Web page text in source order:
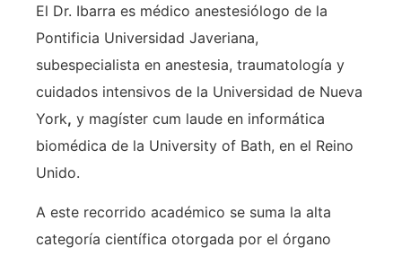
El Dr. Ibarra es médico anestesiólogo de la
Pontificia Universidad Javeriana,
subespecialista en anestesia, traumatología y
cuidados intensivos de la Universidad de Nueva
York, y magíster cum laude en informática
biomédica de la University of Bath, en el Reino
Unido.
A este recorrido académico se suma la alta
categoría científica otorgada por el órgano